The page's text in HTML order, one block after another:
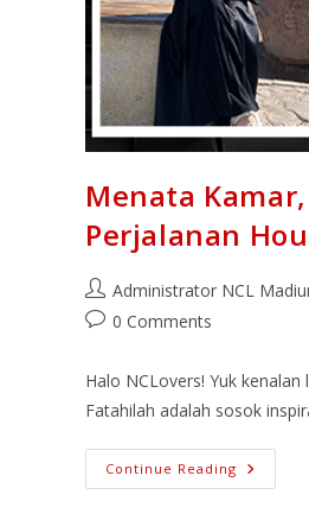
Menata
Perjalanan
Administrator NCL
0 Comments
Halo NCLovers! Yuk
Fatahilah adalah sosok
Continue Reading